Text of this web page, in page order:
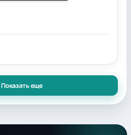
Показать еще